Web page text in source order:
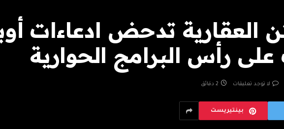
العقارية تدحض ادعاءات
على رأس البرامج الحوارية
لا توجد تعليقات 2 دقائق
بينتيريست